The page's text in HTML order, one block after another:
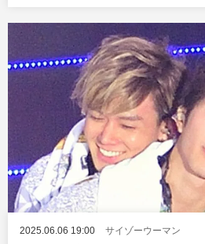
2025.06.06 19:00 サイゾーウーマン